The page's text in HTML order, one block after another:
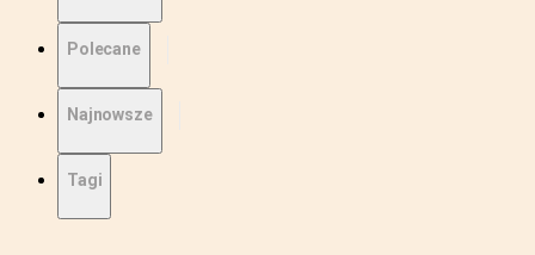
Polecane
Najnowsze
Tagi